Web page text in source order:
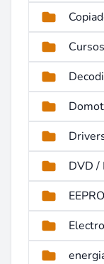
Cursos
DVD /